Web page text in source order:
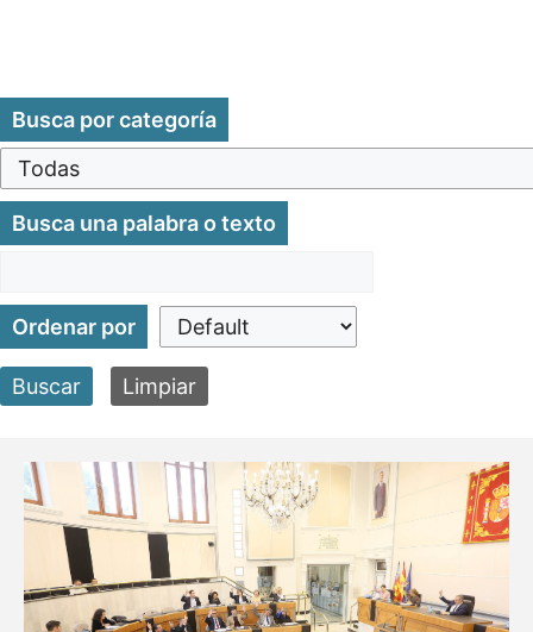
Busca por categoría
Busca una palabra o texto
Ordenar por
Buscar Limpiar